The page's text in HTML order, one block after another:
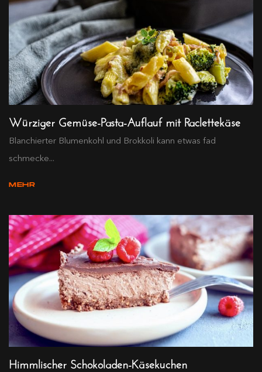
Würziger Gemüse-Pasta-Auflauf mit Raclettekäse
Blanchierter Blumenkohl und Brokkoli kann etwas fad
schmecke...
MEHR
Himmlischer Schokoladen-Käsekuchen